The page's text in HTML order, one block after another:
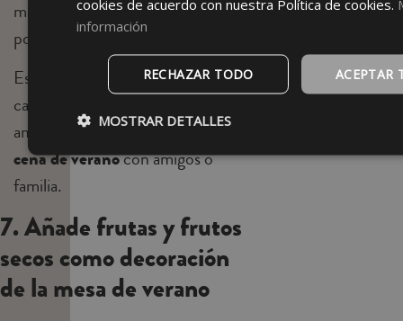
mesa con pequeños troncos o
portavelas de madera.
Este tipo de detalles aportan
calidez y naturalidad, creando un
ambiente acogedor ideal para una
cena de veranocon amigos o
familia.
7. Añade frutas y frutos
secos como decoración
de la mesa de verano
cookies de acuerdo con nuestra Política de cookies.
información
ACEPTAR
RECHAZAR TODO
MOSTRAR DETALLES